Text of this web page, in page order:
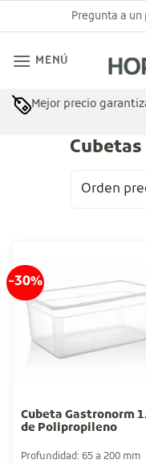
al
Pregunta a
MENÚ
Mejor precio
-30%
Cubeta Gastronorm
de Polipropileno
Profundidad: 65 a 200 mm